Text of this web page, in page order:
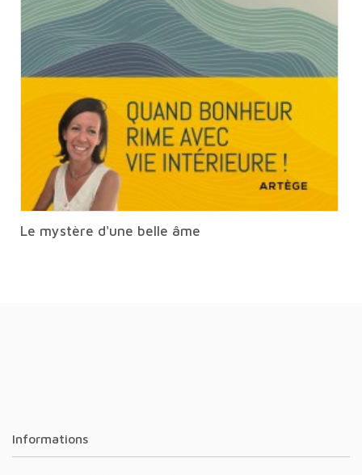
Le mystère d'une belle âme
Informations